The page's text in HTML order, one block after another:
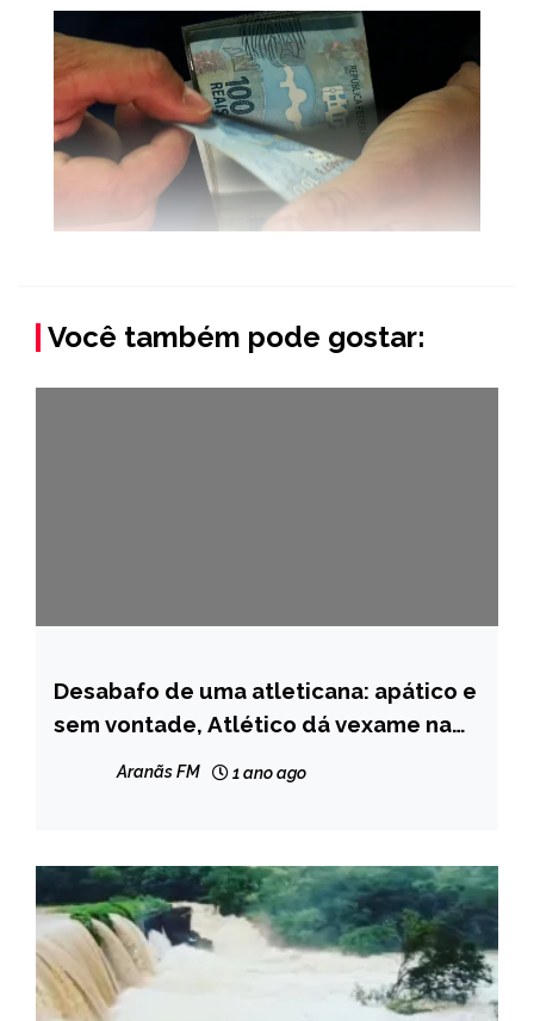
Você também pode gostar:
ESPORTES
NOTÍCIAS
Desabafo de uma atleticana: apático e
sem vontade, Atlético dá vexame na
Aranãs FM 1 ano ago